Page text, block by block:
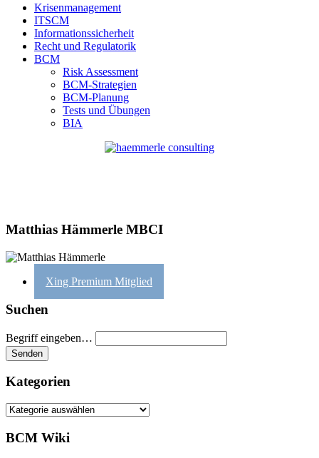
Krisenmanagement
ITSCM
Informationssicherheit
Recht und Regulatorik
BCM
Risk Assessment
BCM-Strategien
BCM-Planung
Tests und Übungen
BIA
Matthias Hämmerle MBCI
Xing Premium Mitglied
Suchen
Begriff eingeben…
Kategorien
Kategorien
BCM Wiki